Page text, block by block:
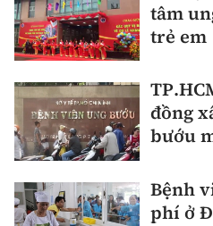
tâm
trẻ em
đồng
bướu
Bệnh
phí ở